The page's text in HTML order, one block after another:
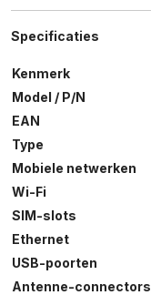
Specificaties
Kenmerk
Model / P/N
EAN
Type
Mobiele netwerken
Wi-Fi
SIM-slots
Ethernet
USB-poorten
Antenne-connectors